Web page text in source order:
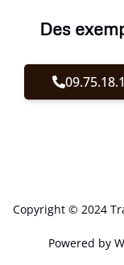
Des
Copyright © 2024
Powered by